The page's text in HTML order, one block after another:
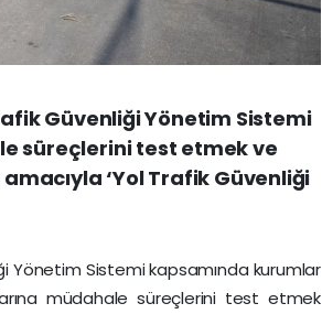
Güvenliği Yönetim Sistemi
süreçlerini test etmek ve
‘Yol Trafik Güvenliği
Yönetim Sistemi kapsamında kurumlar
müdahale süreçlerini test etmek